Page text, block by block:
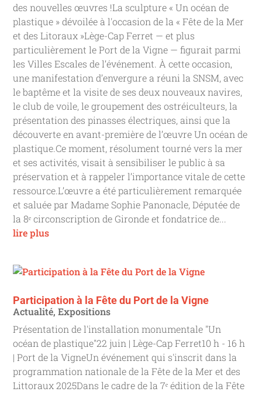
des nouvelles œuvres !La sculpture « Un océan de
plastique » dévoilée à l'occasion de la « Fête de la Mer
et des Litoraux »Lège-Cap Ferret — et plus
particulièrement le Port de la Vigne — figurait parmi
les Villes Escales de l’événement. À cette occasion,
une manifestation d’envergure a réuni la SNSM, avec
le baptême et la visite de ses deux nouveaux navires,
le club de voile, le groupement des ostréiculteurs, la
présentation des pinasses électriques, ainsi que la
découverte en avant-première de l’œuvre Un océan de
plastique.Ce moment, résolument tourné vers la mer
et ses activités, visait à sensibiliser le public à sa
préservation et à rappeler l’importance vitale de cette
ressource.L’œuvre a été particulièrement remarquée
et saluée par Madame Sophie Panonacle, Députée de
la 8ᵉ circonscription de Gironde et fondatrice de...
lire plus
Participation à la Fête du Port de la Vigne
Actualité,Expositions
Présentation de l'installation monumentale "Un
océan de plastique"22 juin | Lège-Cap Ferret10 h - 16 h
| Port de la VigneUn événement qui s'inscrit dans la
programmation nationale de la Fête de la Mer et des
Littoraux 2025Dans le cadre de la 7ᵉ édition de la Fête